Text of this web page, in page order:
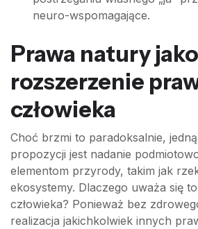
neuro-wspomagające.
Prawa natury jako
rozszerzenie
człowieka
Choć brzmi to paradoksalnie,
propozycji jest nadanie
elementom przyrody, takim jak
ekosystemy. Dlaczego uważa się
człowieka? Ponieważ bez
realizacja jakichkolwiek innych